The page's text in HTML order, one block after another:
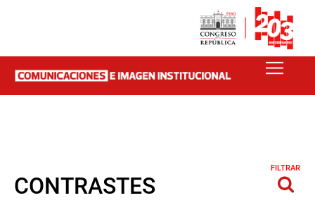
CONTRASTES
FILTRAR